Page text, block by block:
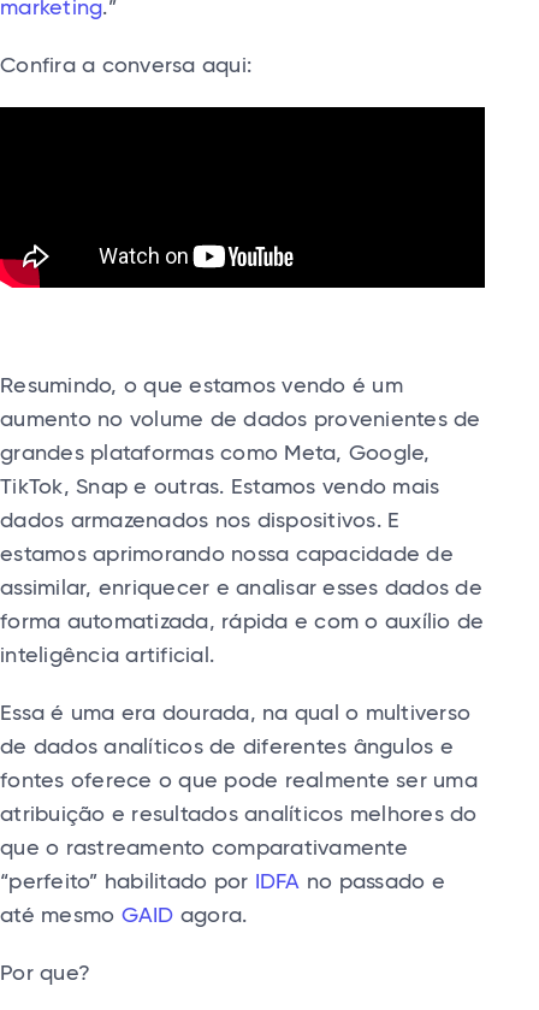
marketing.”
Confira a conversa aqui:
Resumindo, o que estamos vendo é um
aumento no volume de dados provenientes de
grandes plataformas como Meta, Google,
TikTok, Snap e outras. Estamos vendo mais
dados armazenados nos dispositivos. E
estamos aprimorando nossa capacidade de
assimilar, enriquecer e analisar esses dados de
forma automatizada, rápida e com o auxílio de
inteligência artificial.
Essa é uma era dourada, na qual o multiverso
de dados analíticos de diferentes ângulos e
fontes oferece o que pode realmente ser uma
atribuição e resultados analíticos melhores do
que o rastreamento comparativamente
“perfeito” habilitado por
IDFA no passado e
até mesmo GAID agora.
Por que?